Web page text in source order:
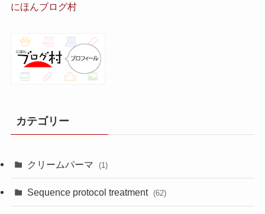
にほんブログ村
カテゴリー
クリームパーマ (1)
Sequence protocol treatment (62)